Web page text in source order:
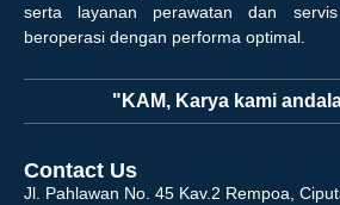
serta layanan perawatan dan
beroperasi dengan performa optimal.
"KAM, Karya kami
Contact Us
Jl. Pahlawan No. 45 Kav.2 Rempoa,